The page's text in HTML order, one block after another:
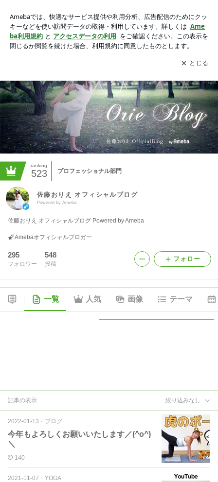
アプリをダウンロードして ブログの更新通知
を受け取りまし
ょう。
開く
ranking
523 プロフェッショナル部門
佐藤おりえ オフィシャルブログ
Powered by Ameba
佐藤おりえ オフィシャルブログ Powered by Ameba
Amebaオフィシャルブロガー
295
フォロワー
548
投稿
フォロー
一覧 人気 画像 テーマ
記事の表示 絞り込みなし
2022-01-13 ・ ブログ
今年もよろしくお願いいたします／(^o^)
＼
140
2021-11-07 ・ YOGA